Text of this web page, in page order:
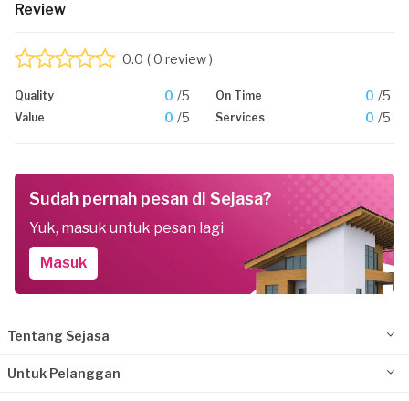
Review
0.0 ( 0 review )
Quality 0 /5 On Time 0 /5
Value 0 /5 Services 0 /5
Sudah pernah pesan di Sejasa?
Yuk, masuk untuk pesan lagi
Masuk
Tentang Sejasa
Untuk Pelanggan